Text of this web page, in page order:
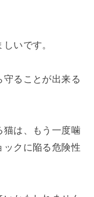
いです。
ることが出来る
猫は、もう一度噛
ックに陥る危険性